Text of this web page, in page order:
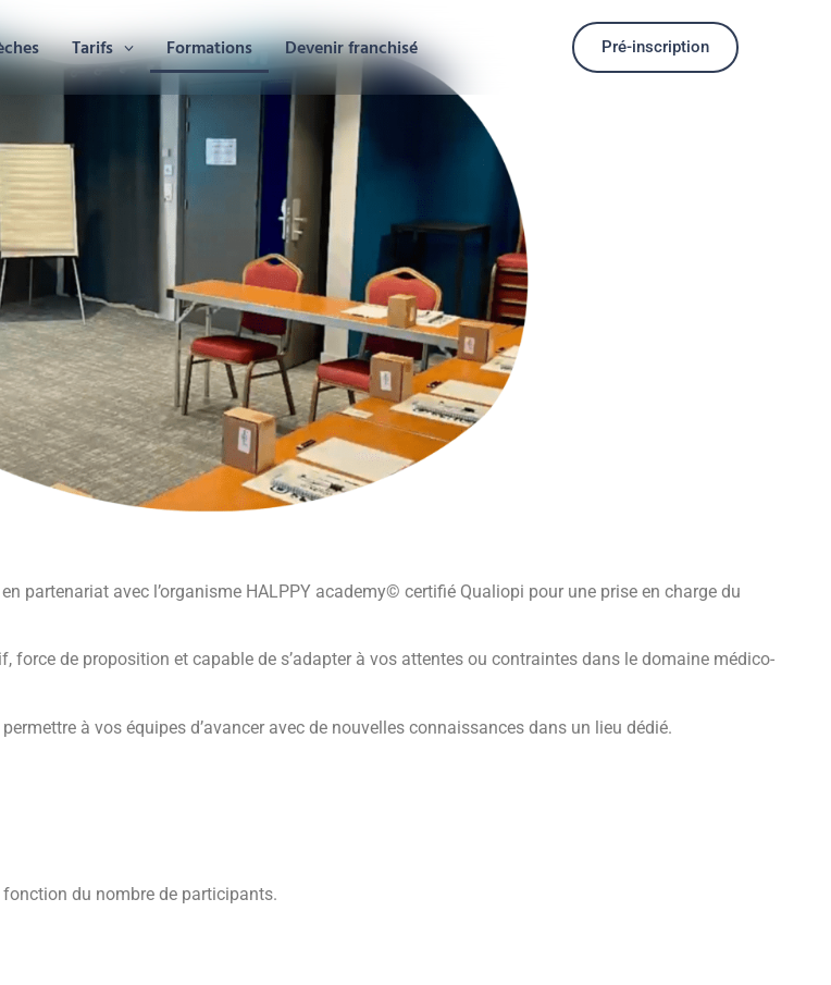
Tarifs Formations Devenir franchisé Pré-inscription
partenariat avec l’organisme HALPPY academy© certifié Qualiopi pour une prise en charge du
de proposition et capable de s’adapter à vos attentes ou contraintes dans le domaine médico-
à vos équipes d’avancer avec de nouvelles connaissances dans un lieu dédié.
du nombre de participants.